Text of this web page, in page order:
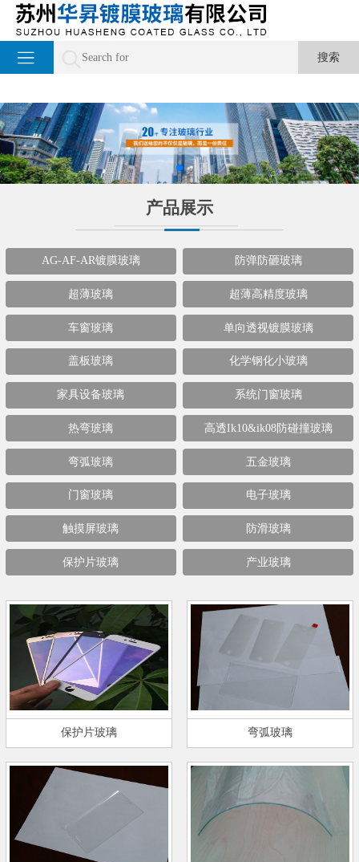
产品展示
AG-AF-AR镀膜玻璃 防弹防砸玻璃
超薄玻璃 超薄高精度玻璃
车窗玻璃 单向透视镀膜玻璃
盖板玻璃 化学钢化小玻璃
家具设备玻璃 系统门窗玻璃
热弯玻璃 高透Ik10&ik08防碰撞玻璃
弯弧玻璃 五金玻璃
门窗玻璃 电子玻璃
触摸屏玻璃 防滑玻璃
保护片玻璃 产业玻璃
保护片玻璃 弯弧玻璃